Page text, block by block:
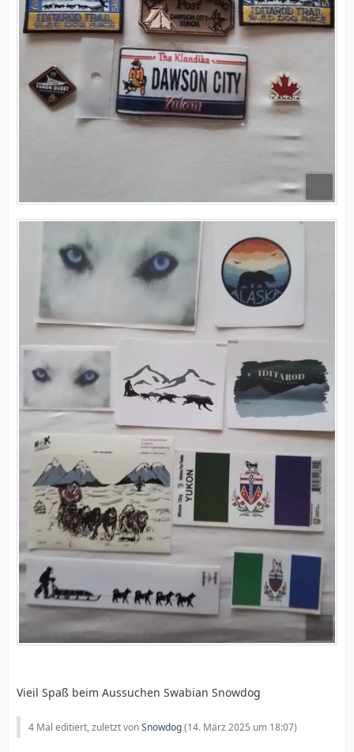
Vieil Spaß beim Aussuchen Swabian Snowdog
4 Mal editiert, zuletzt vonSnowdog(14. März 2025 um 18:07)